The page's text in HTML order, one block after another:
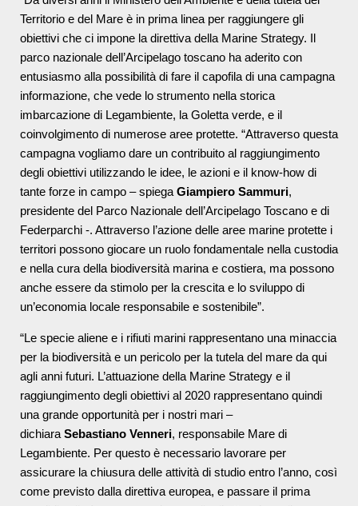
Territorio e del Mare è in prima linea per raggiungere gli
obiettivi che ci impone la direttiva della Marine Strategy. Il
parco nazionale dell’Arcipelago toscano ha aderito con
entusiasmo alla possibilità di fare il capofila di una campagna
informazione, che vede lo strumento nella storica
imbarcazione di Legambiente, la Goletta verde, e il
coinvolgimento di numerose aree protette. “Attraverso questa
campagna vogliamo dare un contribuito al raggiungimento
degli obiettivi utilizzando le idee, le azioni e il know-how di
tante forze in campo – spiega Giampiero Sammuri,
presidente del Parco Nazionale dell’Arcipelago Toscano e di
Federparchi -. Attraverso l’azione delle aree marine protette i
territori possono giocare un ruolo fondamentale nella custodia
e nella cura della biodiversità marina e costiera, ma possono
anche essere da stimolo per la crescita e lo sviluppo di
un’economia locale responsabile e sostenibile”.
“Le specie aliene e i rifiuti marini rappresentano una minaccia
per la biodiversità e un pericolo per la tutela del mare da qui
agli anni futuri. L’attuazione della Marine Strategy e il
raggiungimento degli obiettivi al 2020 rappresentano quindi
una grande opportunità per i nostri mari –
dichiara Sebastiano Venneri, responsabile Mare di
Legambiente. Per questo è necessario lavorare per
assicurare la chiusura delle attività di studio entro l’anno, così
come previsto dalla direttiva europea, e passare il prima